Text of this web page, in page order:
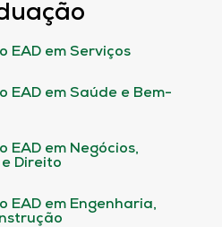
EAD em Serviços
EAD em Saúde e Bem-
EAD em Negócios,
Direito
EAD em Engenharia,